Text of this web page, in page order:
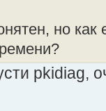
но как
pkidiag,